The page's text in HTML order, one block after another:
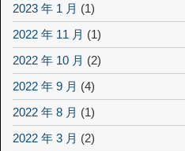
2023 年 1 月 (1)
2022 年 11 月 (1)
2022 年 10 月 (2)
2022 年 9 月 (4)
2022 年 8 月 (1)
2022 年 3 月 (2)